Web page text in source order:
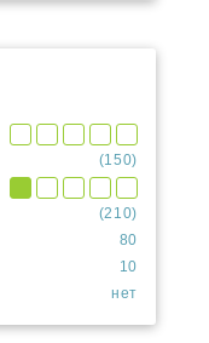
(150)
(210)
80
10
нет